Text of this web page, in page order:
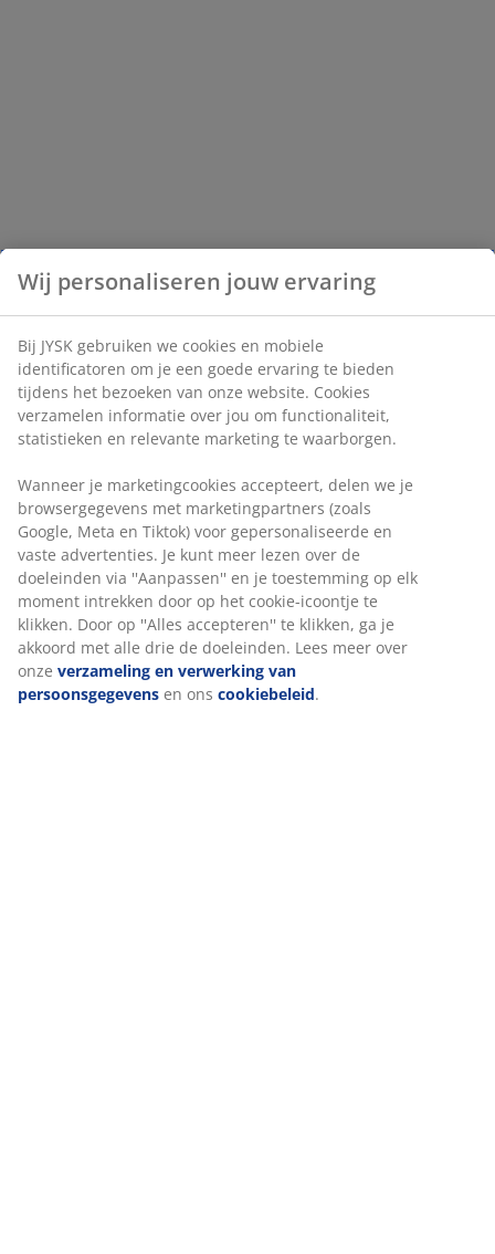
Wij personaliseren jouw ervaring
Bij JYSK gebruiken we cookies en mobiele
identificatoren om je een goede ervaring te bieden
tijdens het bezoeken van onze website. Cookies
verzamelen informatie over jou om functionaliteit,
statistieken en relevante marketing te waarborgen.
Wanneer je marketingcookies accepteert, delen we je
browsergegevens met marketingpartners (zoals
Google, Meta en Tiktok) voor gepersonaliseerde en
vaste advertenties. Je kunt meer lezen over de
doeleinden via ''Aanpassen'' en je toestemming op elk
moment intrekken door op het cookie-icoontje te
klikken. Door op ''Alles accepteren'' te klikken, ga je
akkoord met alle drie de doeleinden. Lees meer over
onze verzameling en verwerking van
persoonsgegevens en ons cookiebeleid.